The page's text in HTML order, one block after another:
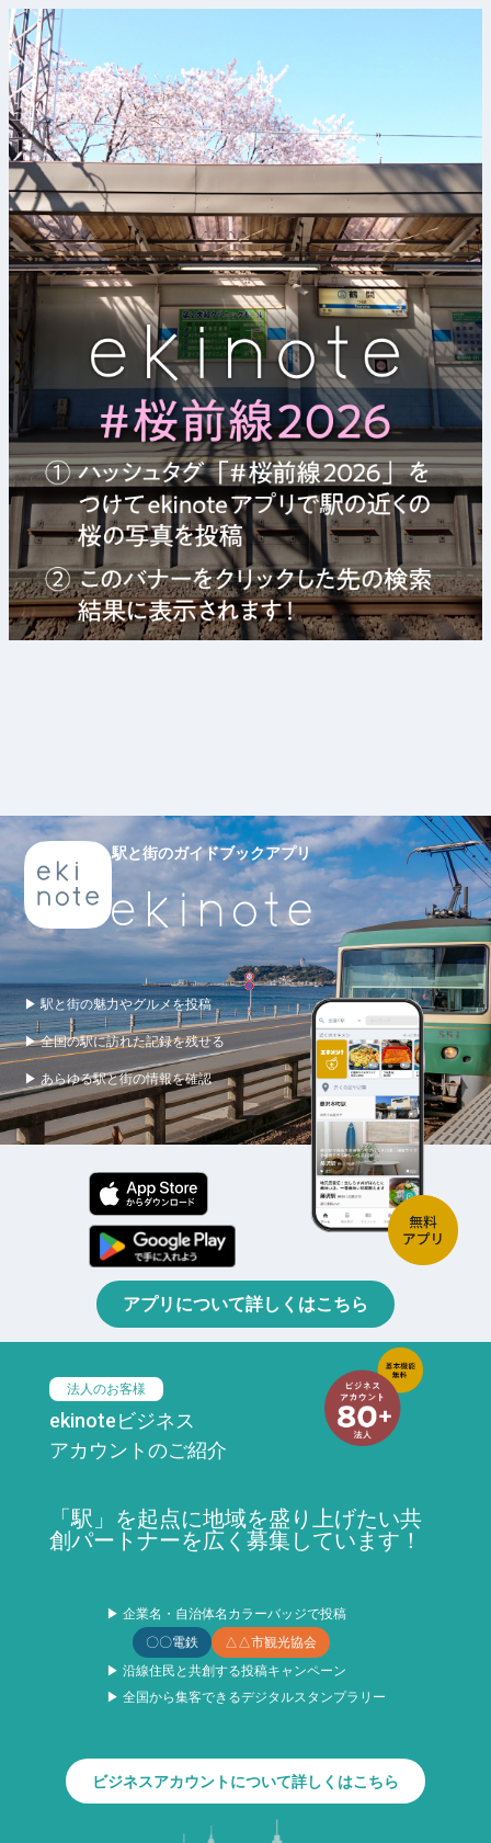
駅と街のガイドブックアプリ
▶ 駅と街の魅力やグルメを投稿
▶ 全国の駅に訪れた記録を残せる
▶ あらゆる駅と街の情報を確認
アプリについて詳しくはこちら
法人のお客様
ekinoteビジネス
アカウントのご紹介
「駅」を起点に地域を盛り上げたい共
創パートナーを広く募集しています！
▶ 企業名・自治体名カラーバッジで投稿
〇〇電鉄
△△市観光協会
▶ 沿線住民と共創する投稿キャンペーン
▶ 全国から集客できるデジタルスタンプラリー
ビジネスアカウントについて詳しくはこちら